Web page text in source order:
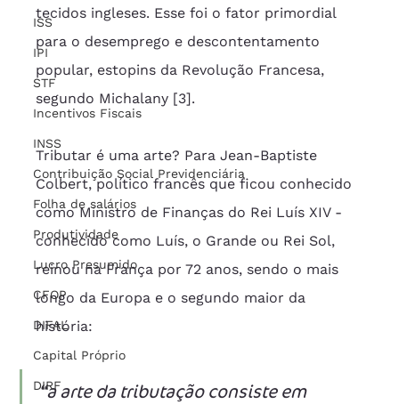
ISS
IPI
STF
Incentivos Fiscais
INSS
Contribuição Social Previdenciária
Folha de salários
Produtividade
Lucro Presumido
CFOP
DIFAL
Capital Próprio
DIRF
tecidos ingleses. Esse foi o fator primordial
para o desemprego e descontentamento
popular, estopins da Revolução Francesa,
segundo Michalany [3].
Tributar é uma arte? Para Jean-Baptiste
Colbert, político francês que ficou conhecido
como Ministro de Finanças do Rei Luís XIV -
conhecido como Luís, o Grande ou Rei Sol,
reinou na França por 72 anos, sendo o mais
longo da Europa e o segundo maior da
história:
“a arte da tributação consiste em